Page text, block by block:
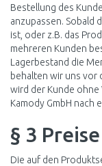
Bestellung des
anzupassen. Sobald
ist, oder z.B. das
mehreren Kunden
Lagerbestand die
behalten wir uns vor
wird der Kunde
Kamody GmbH
§ 3 Preise
Die auf den